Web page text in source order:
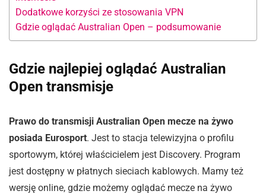
Dodatkowe korzyści ze stosowania VPN
Gdzie oglądać Australian Open – podsumowanie
Gdzie najlepiej oglądać Australian
Open transmisje
Prawo do transmisji Australian Open mecze na żywo
posiada Eurosport. Jest to stacja telewizyjna o profilu
sportowym, której właścicielem jest Discovery. Program
jest dostępny w płatnych sieciach kablowych. Mamy też
wersję online, gdzie możemy oglądać mecze na żywo